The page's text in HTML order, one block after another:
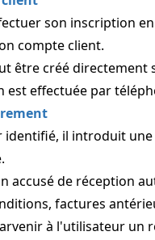
son inscription
compte client.
être créé
est effectuée par
identifié, il introduit
accusé de réception
factures
à l'utilisateur